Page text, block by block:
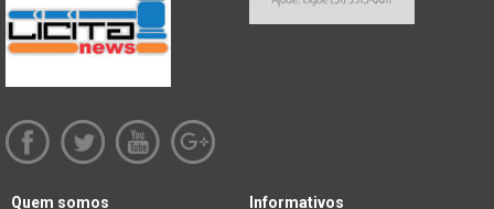
Quem somos Informativos